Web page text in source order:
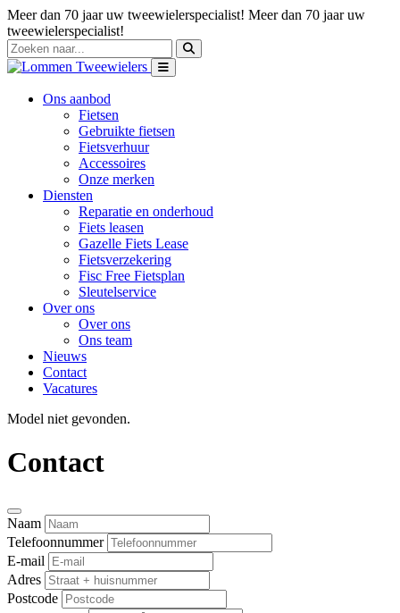
Meer dan 70 jaar uw tweewielerspecialist! Meer dan 70 jaar uw
tweewielerspecialist!
Ons aanbod
Fietsen
Gebruikte fietsen
Fietsverhuur
Accessoires
Onze merken
Diensten
Reparatie en onderhoud
Fiets leasen
Gazelle Fiets Lease
Fietsverzekering
Fisc Free Fietsplan
Sleutelservice
Over ons
Over ons
Ons team
Nieuws
Contact
Vacatures
Model niet gevonden.
Contact
Naam
Telefoonnummer
E-mail
Adres
Postcode